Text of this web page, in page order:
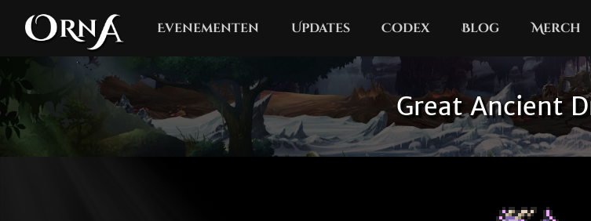
Evenementen Updates Codex Blog Merch
Great Ancient